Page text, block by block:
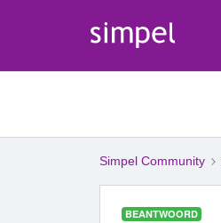
Simpel Community
BEANTWOORD